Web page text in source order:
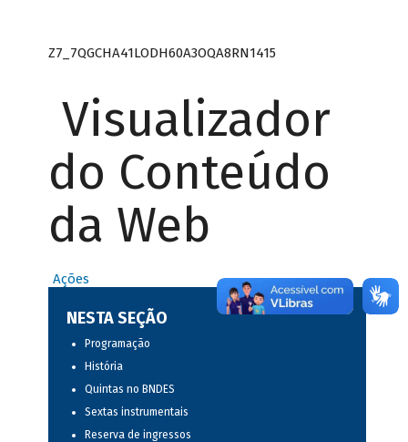
Z7_7QGCHA41LODH60A3OQA8RN1415
Visualizador
do Conteúdo
da Web
Ações
NESTA SEÇÃO
Programação
História
Quintas no BNDES
Sextas instrumentais
Reserva de ingressos